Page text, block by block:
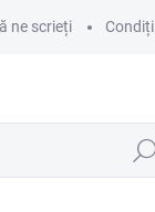
ne scrieți